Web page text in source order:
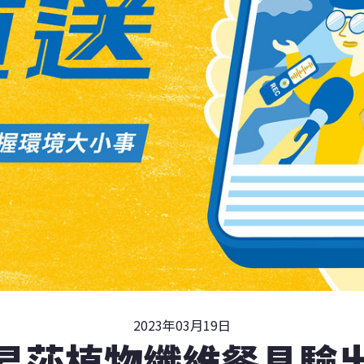
2023年03月19日